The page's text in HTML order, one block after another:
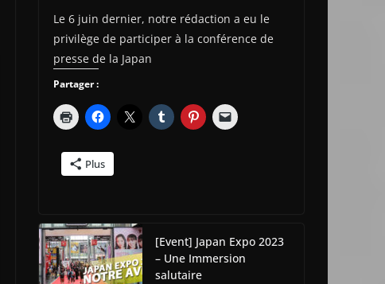
Le 6 juin dernier, notre rédaction a eu le
privilège de participer à la conférence de
presse de la Japan
Partager :
Plus
[Event] Japan Expo 2023
– Une Immersion
salutaire